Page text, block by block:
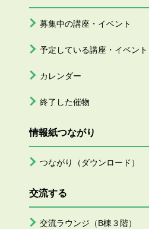
募集中の講座・イベント
予定している講座・イベント
カレンダー
終了した催物
情報紙つながり
つながり（ダウンロード）
交流する
交流ラウンジ（B棟３階）